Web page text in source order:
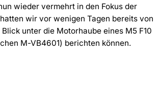
wieder vermehrt in den Fokus der
wir vor wenigen Tagen bereits von
unter die Motorhaube eines M5 F10
M-VB4601) berichten können.